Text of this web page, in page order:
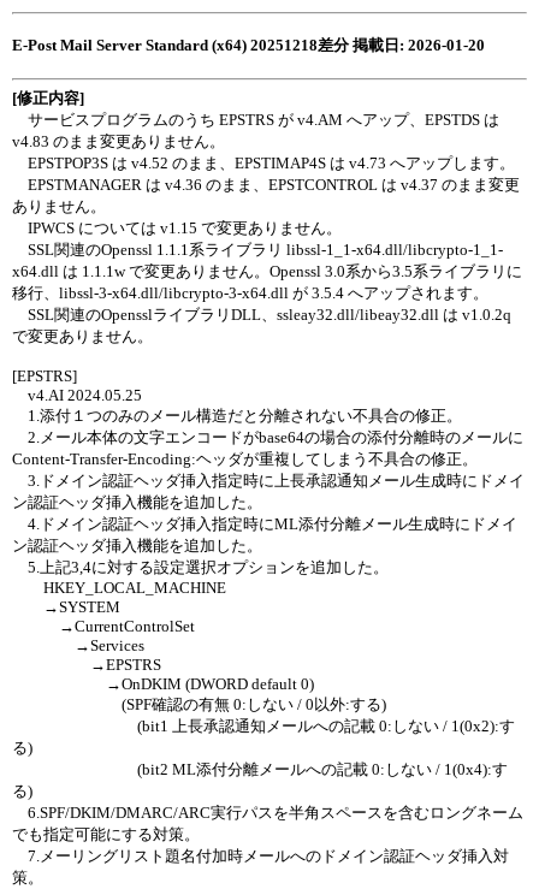
E-Post Mail Server Standard (x64) 20251218差分 掲載日: 2026-01-20
[修正内容]
サービスプログラムのうち EPSTRS が v4.AM へアップ、EPSTDS は
v4.83 のまま変更ありません。
EPSTPOP3S は v4.52 のまま、EPSTIMAP4S は v4.73 へアップします。
EPSTMANAGER は v4.36 のまま、EPSTCONTROL は v4.37 のまま変更
ありません。
IPWCS については v1.15 で変更ありません。
SSL関連のOpenssl 1.1.1系ライブラリ libssl-1_1-x64.dll/libcrypto-1_1-
x64.dll は 1.1.1w で変更ありません。Openssl 3.0系から3.5系ライブラリに
移行、libssl-3-x64.dll/libcrypto-3-x64.dll が 3.5.4 へアップされます。
SSL関連のOpensslライブラリDLL、ssleay32.dll/libeay32.dll は v1.0.2q
で変更ありません。
[EPSTRS]
v4.AI 2024.05.25
1.添付１つのみのメール構造だと分離されない不具合の修正。
2.メール本体の文字エンコードがbase64の場合の添付分離時のメールに
Content-Transfer-Encoding:ヘッダが重複してしまう不具合の修正。
3.ドメイン認証ヘッダ挿入指定時に上長承認通知メール生成時にドメイ
ン認証ヘッダ挿入機能を追加した。
4.ドメイン認証ヘッダ挿入指定時にML添付分離メール生成時にドメイ
ン認証ヘッダ挿入機能を追加した。
5.上記3,4に対する設定選択オプションを追加した。
HKEY_LOCAL_MACHINE
→SYSTEM
→CurrentControlSet
→Services
→EPSTRS
→OnDKIM (DWORD default 0)
(SPF確認の有無 0:しない / 0以外:する)
(bit1 上長承認通知メールへの記載 0:しない / 1(0x2):す
る)
(bit2 ML添付分離メールへの記載 0:しない / 1(0x4):す
る)
6.SPF/DKIM/DMARC/ARC実行パスを半角スペースを含むロングネーム
でも指定可能にする対策。
7.メーリングリスト題名付加時メールへのドメイン認証ヘッダ挿入対
策。